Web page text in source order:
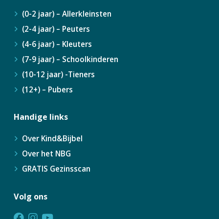
(0-2 jaar) – Allerkleinsten
(2-4 jaar) – Peuters
(4-6 jaar) – Kleuters
(7-9 jaar) – Schoolkinderen
(10-12 jaar) -Tieners
(12+) – Pubers
Handige links
Over Kind&Bijbel
Over het NBG
GRATIS Gezinsscan
Volg ons